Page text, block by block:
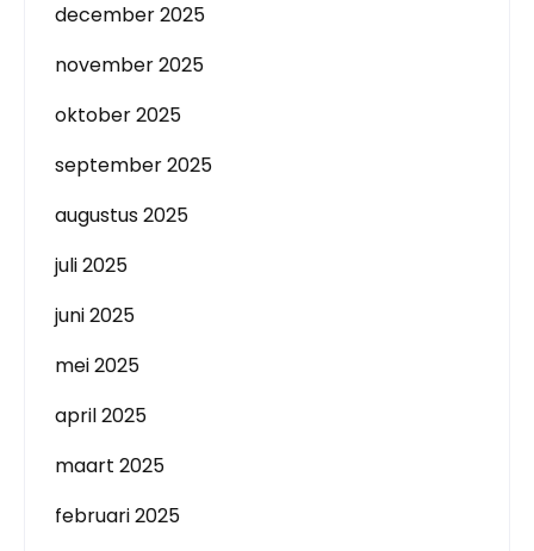
december 2025
november 2025
oktober 2025
september 2025
augustus 2025
juli 2025
juni 2025
mei 2025
april 2025
maart 2025
februari 2025